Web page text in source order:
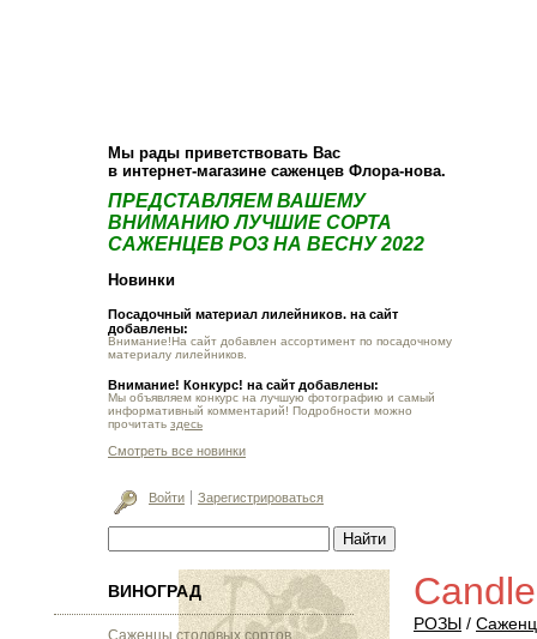
Мы рады приветствовать Вас
в интернет-магазине саженцев Флора-нова.
ПРЕДСТАВЛЯЕМ ВАШЕМУ
ВНИМАНИЮ ЛУЧШИЕ СОРТА
САЖЕНЦЕВ РОЗ НА ВЕСНУ 2022
Новинки
Посадочный материал лилейников. на сайт
добавлены:
Внимание!На сайт добавлен ассортимент по посадочному
материалу лилейников.
Внимание! Конкурс! на сайт добавлены:
Мы объявляем конкурс на лучшую фотографию и самый
информативный комментарий! Подробности можно
прочитать здесь
Смотреть все новинки
Войти Зарегистрироваться
ВИНОГРАД
Саженцы столовых сортов
РОЗЫ /